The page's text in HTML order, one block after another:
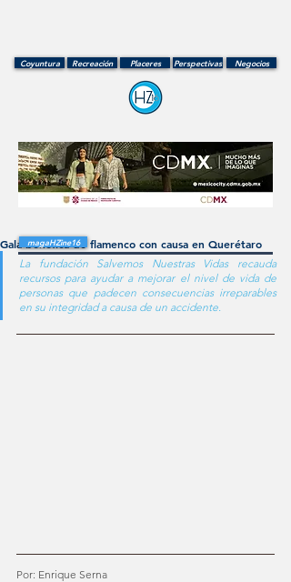
Coyuntura Recreación Placeres Negocios
Perspectivas
Gala benéfica de flamenco con causa en Querétaro
La fundación Salvemos Nuestras Vidas recauda
recursos para ayudar a mejorar el nivel de vida de
personas que padecen consecuencias irreparables
en su integridad a causa de un accidente.
Por: Enrique Serna
magaHZine16